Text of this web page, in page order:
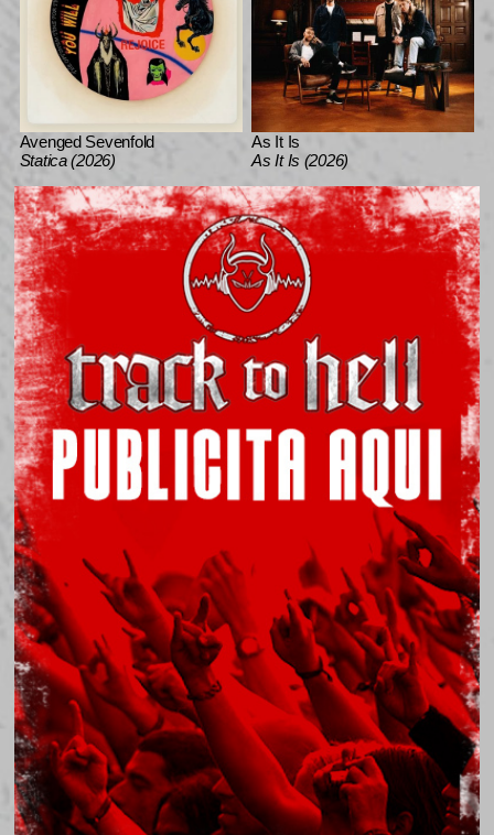
Avenged Sevenfold
Statica (2026)
As It Is
As It Is (2026)